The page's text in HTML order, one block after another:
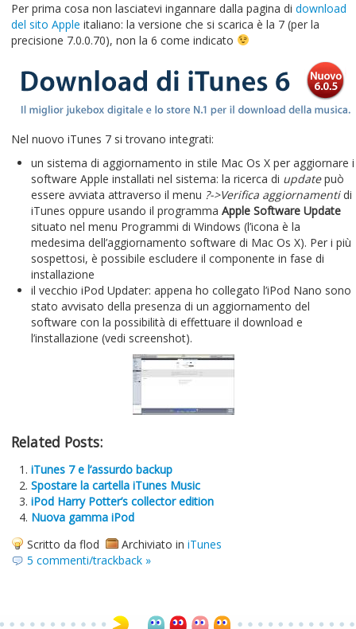
Varie
Per prima cosa non lasciatevi ingannare dalla pagina di download
del sito Apple italiano: la versione che si scarica è la 7 (per la
precisione 7.0.0.70), non la 6 come indicato
Nel nuovo iTunes 7 si trovano integrati:
un sistema di aggiornamento in stile Mac Os X per aggiornare i
software Apple installati nel sistema: la ricerca di updatepuò
essere avviata attraverso il menu ?->Verifica aggiornamentidi
iTunes oppure usando il programma Apple Software Update
situato nel menu Programmi di Windows (l’icona è la
medesima dell’aggiornamento software di Mac Os X). Per i più
sospettosi, è possibile escludere il componente in fase di
installazione
il vecchio iPod Updater: appena ho collegato l’iPod Nano sono
stato avvisato della presenza di un aggiornamento del
software con la possibilità di effettuare il download e
l’installazione (vedi screenshot).
Related Posts:
iTunes 7 e l’assurdo backup
Spostare la cartella iTunes Music
iPod Harry Potter’s collector edition
Nuova gamma iPod
Scritto da flod
Archiviato in iTunes
5 commenti/trackback »